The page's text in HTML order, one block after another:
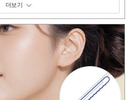
패키지 보기 토글